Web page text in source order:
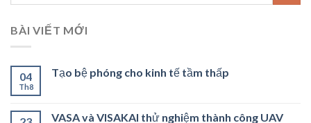
BÀI VIẾT MỚI
04
Th8
Tạo bệ phóng cho kinh tế tầm thấp
VASA và VISAKAI thử nghiệm thành công UAV